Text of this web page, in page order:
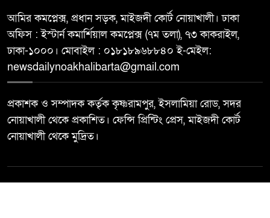
আমির কমপ্লেক্স, প্রধান সড়ক, মাইজদী কোর্ট নোয়াখালী। ঢাকা
অফিস : ইস্টার্ন কমার্শিয়াল কমপ্লেক্স (৭ম তলা), ৭৩ কাকরাইল,
ঢাকা-১০০০। মোবাইল : ০১৮১৮৯৬৮৮৪০ ই-মেইল:
newsdailynoakhalibarta@gmail.com
প্রকাশক ও সম্পাদক কর্তৃক কৃষ্ণরামপুর, ইসলামিয়া রোড, সদর
নোয়াখালী থেকে প্রকাশিত। ফেন্সি প্রিন্টিং প্রেস, মাইজদী কোর্ট
নোয়াখালী থেকে মুদ্রিত।